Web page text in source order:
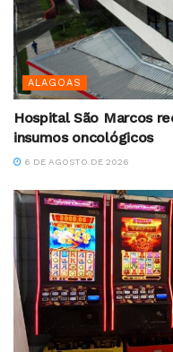
ALAGOAS
Hospital São Marcos
insumos oncológicos
6 DE AGOSTO DE 2026